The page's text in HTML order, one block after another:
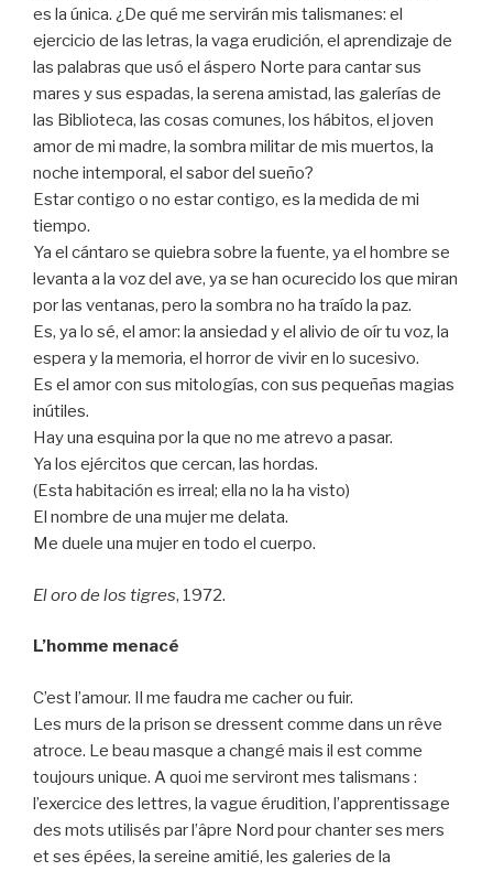
es la única. ¿De qué me servirán mis talismanes: el
ejercicio de las letras, la vaga erudición, el aprendizaje de
las palabras que usó el áspero Norte para cantar sus
mares y sus espadas, la serena amistad, las galerías de
las Biblioteca, las cosas comunes, los hábitos, el joven
amor de mi madre, la sombra militar de mis muertos, la
noche intemporal, el sabor del sueño?
Estar contigo o no estar contigo, es la medida de mi
tiempo.
Ya el cántaro se quiebra sobre la fuente, ya el hombre se
levanta a la voz del ave, ya se han ocurecido los que miran
por las ventanas, pero la sombra no ha traído la paz.
Es, ya lo sé, el amor: la ansiedad y el alivio de oír tu voz, la
espera y la memoria, el horror de vivir en lo sucesivo.
Es el amor con sus mitologías, con sus pequeñas magias
inútiles.
Hay una esquina por la que no me atrevo a pasar.
Ya los ejércitos que cercan, las hordas.
(Esta habitación es irreal; ella no la ha visto)
El nombre de una mujer me delata.
Me duele una mujer en todo el cuerpo.
El oro de los tigres, 1972.
L’homme menacé
C’est l’amour. Il me faudra me cacher ou fuir.
Les murs de la prison se dressent comme dans un rêve
atroce. Le beau masque a changé mais il est comme
toujours unique. A quoi me serviront mes talismans :
l’exercice des lettres, la vague érudition, l’apprentissage
des mots utilisés par l’âpre Nord pour chanter ses mers
et ses épées, la sereine amitié, les galeries de la